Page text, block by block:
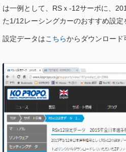
は一例として、RSｘ-12サーボに、
た1/12レーシングカーのおすすめ設定
設定データはこちらからダウンロード